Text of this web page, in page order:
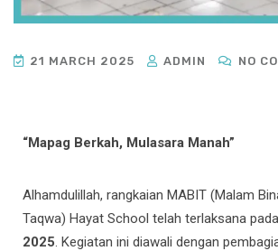
21 MARCH 2025 ADMIN NO
“Mapag Berkah, Mulasara Manah”
Alhamdulillah, rangkaian MABIT (Malam
Taqwa) Hayat School telah terlaksana pada
2025. Kegiatan ini diawali dengan